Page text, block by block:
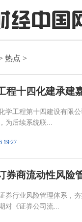
热点 >
程十四化建承建
学工程第十四建设有限
为后续系统联...
19:27
券商流动性风险
券行业风险管理体系，
对《证券公司流...